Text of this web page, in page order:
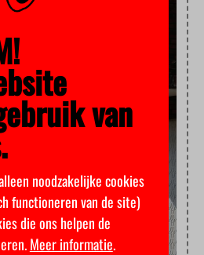
van
noodzakelijke cookies
functioneren van de site)
die ons helpen de
Meer informatie.